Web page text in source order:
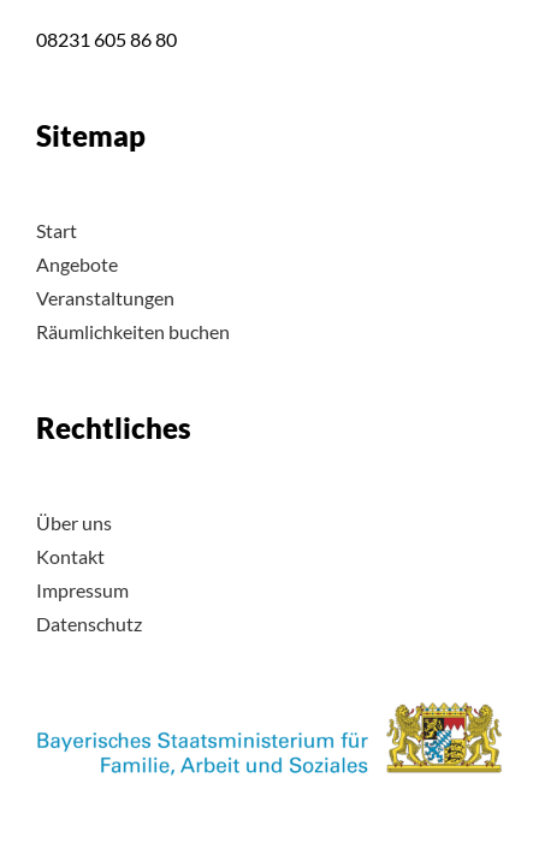
08231 605 86 80
Sitemap
Start
Angebote
Veranstaltungen
Räumlichkeiten buchen
Rechtliches
Über uns
Kontakt
Impressum
Datenschutz